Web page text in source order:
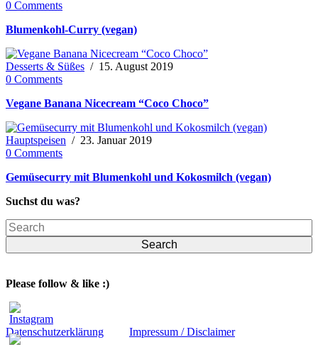
0 Comments
Blumenkohl-Curry (vegan)
Desserts & Süßes / 15. August 2019
0 Comments
Vegane Banana Nicecream “Coco Choco”
Hauptspeisen / 23. Januar 2019
0 Comments
Gemüsecurry mit Blumenkohl und Kokosmilch (vegan)
Suchst du was?
Search
Please follow & like :)
Datenschutzerklärung Impressum / Disclaimer